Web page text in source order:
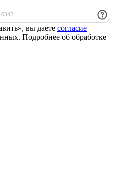
вы даете согласие
Подробнее об обработке